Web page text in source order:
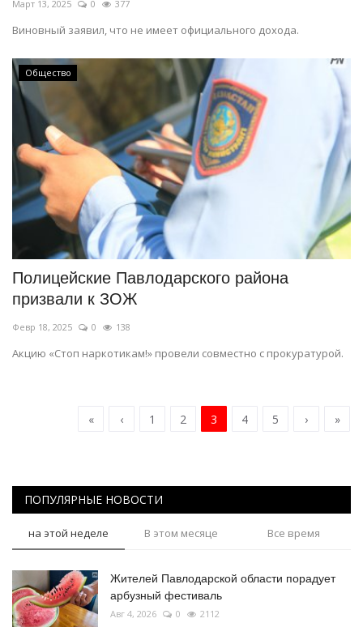
Март 13, 2025 0 377
Виновный заявил, что не имеет официального дохода.
Общество
Полицейские Павлодарского района
призвали к ЗОЖ
Февр 18, 2025 0 138
Акцию «Стоп наркотикам!» провели совместно с прокуратурой.
« ‹ 1 2 3 4 5 › »
ПОПУЛЯРНЫЕ НОВОСТИ
на этой неделе В этом месяце Все время
Жителей Павлодарской области порадует
арбузный фестиваль
Авг 4, 2026 0 2112